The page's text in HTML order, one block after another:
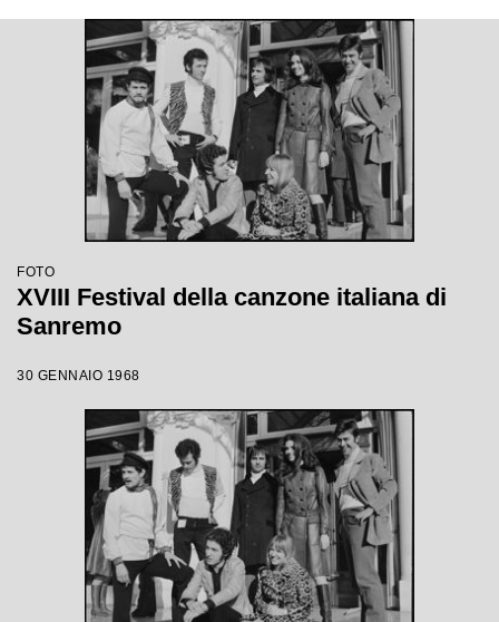
FOTO
XVIII Festival della canzone italiana di
Sanremo
30 GENNAIO 1968